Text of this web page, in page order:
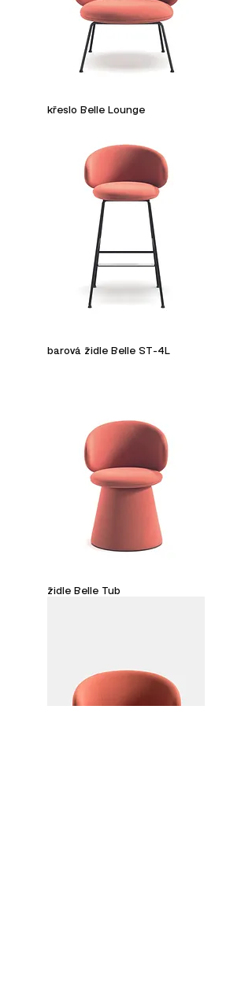
křeslo Belle Lounge
barová židle Belle ST-4L
židle Belle Tub